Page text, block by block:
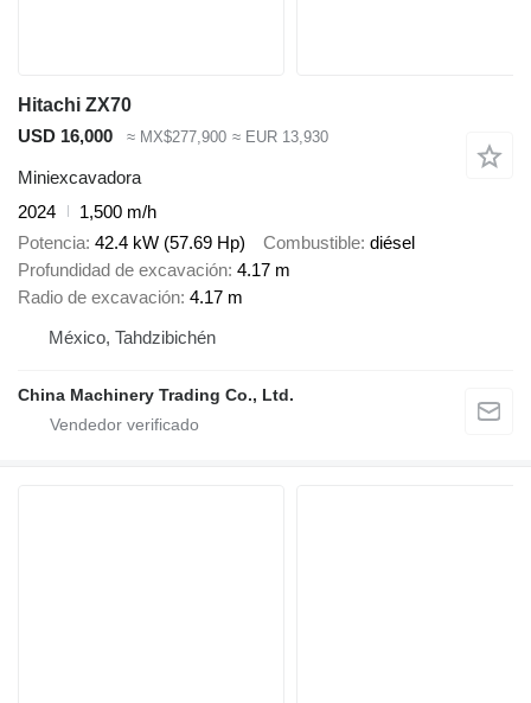
Hitachi ZX70
USD 16,000
≈ MX$277,900 ≈ EUR 13,930
Miniexcavadora
2024
1,500 m/h
Potencia 42.4 kW (57.69 Hp) Combustible diésel
Profundidad de excavación 4.17 m
Radio de excavación 4.17 m
México, Tahdzibichén
China Machinery Trading Co., Ltd.